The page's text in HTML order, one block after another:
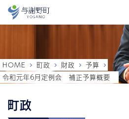
町政
HOME 町政 財政
予算
令和元年６月定例会 補正予算概要